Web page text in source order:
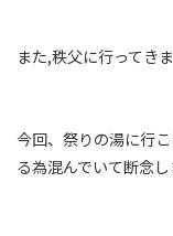
また,秩父に行ってき
今回、祭りの湯に行
る為混んでいて断念し